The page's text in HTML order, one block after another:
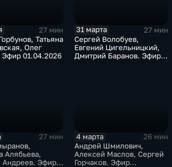
27 мин
Татьяна
Олег
Эфир 01.04.2026
31 марта
27 мин
Сергей Волобуев,
Евгений Цигельницкий,
Дмитрий Баранов. Эфир
27 мин
Алябьева,
Андреев. Эфир
4 марта
26 мин
Андрей Шмилович,
Алексей Маслов, Сергей
Горчаков. Эфир